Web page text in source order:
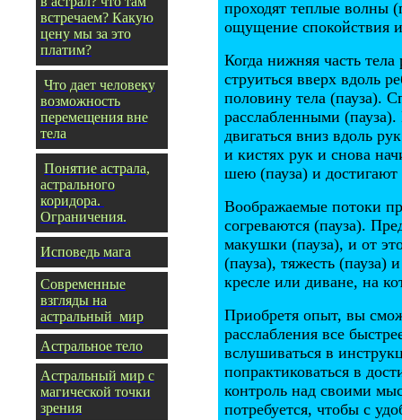
встречаем? Какую
цену мы за это
платим?
Что дает человеку
возможность
перемещения вне
тела
Понятие астрала,
астрального
коридора.
Ограничения.
Исповедь мага
Современные
взгляды на
астральный мир
Астральное тело
Астральный мир с
магической точки
зрения
проходят теплые волны
ощущение спокойствия
Когда нижняя часть тела
струиться вверх вдоль
половину тела (пауза).
расслабленными
двигаться вниз вдоль
и кистях рук и снова
шею (пауза) и
Воображаемые потоки
согреваются (пауза).
макушки (пауза), и от
(пауза), тяжесть (пауза)
кресле или диване, на
Приобретя опыт, вы
расслабления все
вслушиваться в
попрактиковаться в
контроль над своими
потребуется, чтобы с